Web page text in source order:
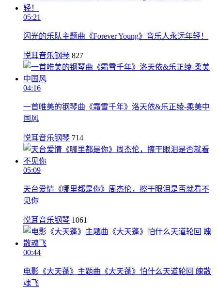
05:21
闪光的乐队主题曲《Forever Young》音乐人永远年轻！
悦耳音乐钢琴 827
04:16
一首唯美的钢琴曲《霜雪千年》洛天依&乐正绫-柔美中
国风
悦耳音乐钢琴 714
05:09
天台爱情《哪里都是你》周杰伦，擦干眼泪是否就看不
见你
悦耳音乐钢琴 1061
00:44
电影《大天蓬》主题曲《大天蓬》怕什么天道轮回 魄散
魂飞